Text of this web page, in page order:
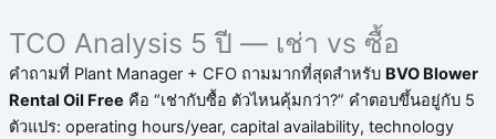
TCO Analysis 5 ปี — เช่า vs ซื้อ
คำถามที่ Plant Manager + CFO ถามมากที่สุดสำหรับ BVO Blower
Rental Oil Free คือ “เช่ากับซื้อ ตัวไหนคุ้มกว่า?” คำตอบขึ้นอยู่กับ 5
ตัวแปร: operating hours/year, capital availability, technology